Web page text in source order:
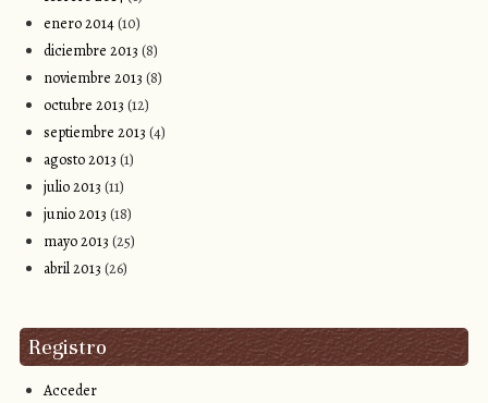
enero 2014(10)
diciembre 2013 (8)
noviembre 2013 (8)
octubre 2013 (12)
septiembre 2013 (4)
agosto 2013 (1)
julio 2013 (11)
junio 2013 (18)
mayo 2013 (25)
abril 2013 (26)
Registro
Acceder